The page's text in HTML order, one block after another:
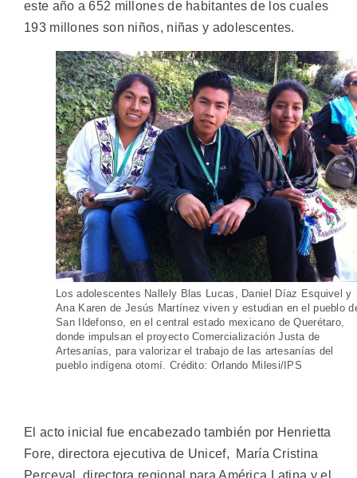
este año a 652 millones de habitantes de los cuales
193 millones son niños, niñas y adolescentes.
Los adolescentes Nallely Blas Lucas, Daniel Díaz Esquivel y
Ana Karen de Jesús Martínez viven y estudian en el pueblo
San Ildefonso, en el central estado mexicano de Querétaro,
donde impulsan el proyecto Comercialización Justa de
Artesanías, para valorizar el trabajo de las artesanías del
pueblo indígena otomí. Crédito: Orlando Milesi/IPS
El acto inicial fue encabezado también por Henrietta
Fore, directora ejecutiva de Unicef, María Cristina